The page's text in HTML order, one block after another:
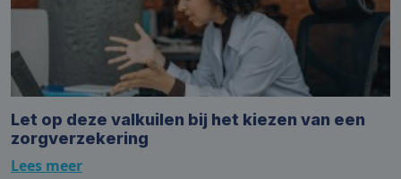
Let op deze valkuilen bij het kiezen van een
zorgverzekering
Lees meer